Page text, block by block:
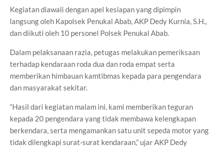
Kegiatan diawali dengan apel kesiapan yang dipimpin
langsung oleh Kapolsek Penukal Abab, AKP Dedy Kurnia, S.H.,
dan diikuti oleh 10 personel Polsek Penukal Abab.
Dalam pelaksanaan razia, petugas melakukan pemeriksaan
terhadap kendaraan roda dua dan roda empat serta
memberikan himbauan kamtibmas kepada para pengendara
dan masyarakat sekitar.
“Hasil dari kegiatan malam ini, kami memberikan teguran
kepada 20 pengendara yang tidak membawa kelengkapan
berkendara, serta mengamankan satu unit sepeda motor yang
tidak dilengkapi surat-surat kendaraan,” ujar AKP Dedy